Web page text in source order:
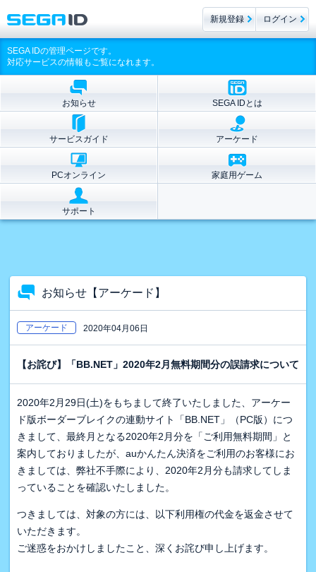
SEGA IDの管理ページです。
対応サービスの情報もご覧になれます。
お知らせ SEGA IDとは
サービスガイド アーケード
PCオンライン 家庭用ゲーム
サポート
お知らせ【アーケード】
2020年04月06日
アーケード
【お詫び】「BB.NET」2020年2月無料期間分の誤請求について
2020年2月29日(土)をもちまして終了いたしました、アーケー
ド版ボーダーブレイクの連動サイト「BB.NET」（PC版）につ
きまして、最終月となる2020年2月分を「ご利用無料期間」と
案内しておりましたが、auかんたん決済をご利用のお客様にお
きましては、弊社不手際により、2020年2月分も請求してしま
っていることを確認いたしました。
つきましては、対象の方には、以下利用権の代金を返金させて
いただきます。
ご迷惑をおかけしましたこと、深くお詫び申し上げます。
新規登録 ログイン